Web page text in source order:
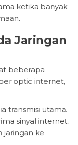
ketika banyak
Jaringan
beberapa
optic internet,
transmisi utama.
sinyal internet.
jaringan ke